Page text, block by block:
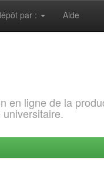
par : Aide
en ligne de la